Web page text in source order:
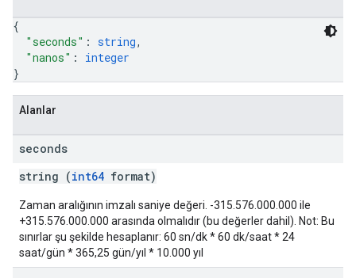
{
"seconds" : string,
"nanos" : integer
}
Alanlar
seconds
string (int64 format)
Zaman aralığının imzalı saniye değeri. -315.576.000.000 ile
+315.576.000.000 arasında olmalıdır (bu değerler dahil). Not: Bu
sınırlar şu şekilde hesaplanır: 60 sn/dk * 60 dk/saat * 24
saat/gün * 365,25 gün/yıl * 10.000 yıl